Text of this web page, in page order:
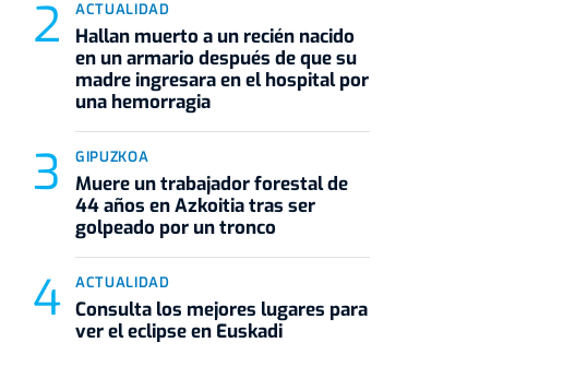
ACTUALIDAD
Hallan muerto a un recién nacido
en un armario después de que su
madre ingresara en el hospital por
una hemorragia
GIPUZKOA
Muere un trabajador forestal de
44 años en Azkoitia tras ser
golpeado por un tronco
ACTUALIDAD
Consulta los mejores lugares para
ver el eclipse en Euskadi